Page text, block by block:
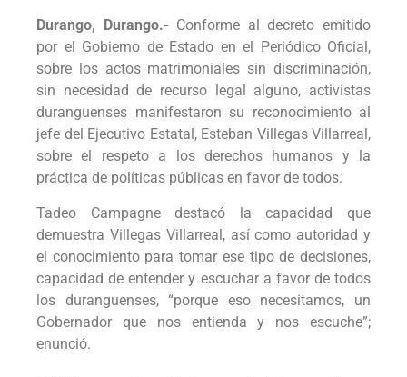
Durango, Durango.-Conforme al decreto emitido
por el Gobierno de Estado en el Periódico Oficial,
sobre los actos matrimoniales sin discriminación,
sin necesidad de recurso legal alguno, activistas
duranguenses manifestaron su reconocimiento al
jefe del Ejecutivo Estatal, Esteban Villegas Villarreal,
sobre el respeto a los derechos humanos y la
práctica de políticas públicas en favor de todos.
Tadeo Campagne destacó la capacidad que
demuestra Villegas Villarreal, así como autoridad y
el conocimiento para tomar ese tipo de decisiones,
capacidad de entender y escuchar a favor de todos
los duranguenses, “porque eso necesitamos, un
Gobernador que nos entienda y nos escuche”;
enunció.